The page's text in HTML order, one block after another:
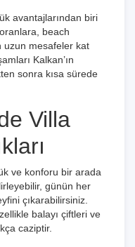
avantajlarından biri
beach
uzun mesafeler kat
Kalkan’ın
sonra kısa sürede
Villa
ve konforu bir arada
günün her
çıkarabilirsiniz.
balayı çiftleri ve
caziptir.